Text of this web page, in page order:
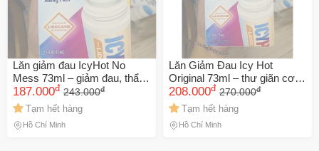
Lăn giảm đau IcyHot No
Mess 73ml – giảm đau, thẩm
thấu nhanh
187.000đ 243.000đ
Tạm hết hàng
Hồ Chí Minh
Lăn Giảm Đau Icy Hot
Original 73ml – thư giãn cơ
thể
208.000đ 270.000đ
Tạm hết hàng
Hồ Chí Minh